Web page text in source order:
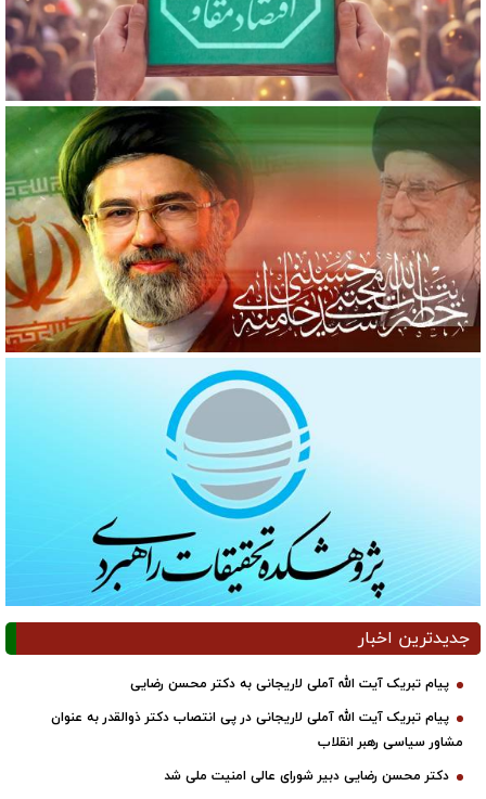
جدیدترین اخبار
پیام تبریک آیت الله آملی لاریجانی به دکتر محسن رضایی
پیام تبریک آیت الله آملی لاریجانی در پی انتصاب دکتر ذوالقدر به عنوان
مشاور سیاسی رهبر انقلاب
دکتر محسن رضایی دبیر شورای عالی امنیت ملی شد